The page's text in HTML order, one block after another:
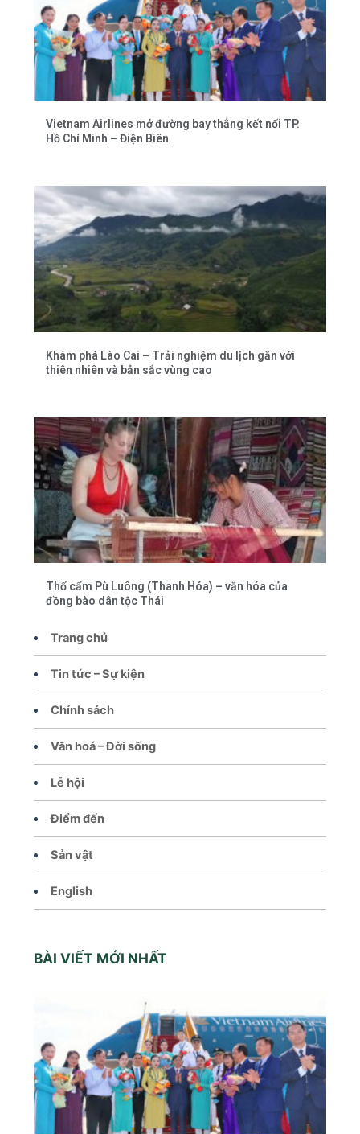
Trang chủ
Tin tức – Sự kiện
Chính sách
Văn hoá – Đời sống
Lễ hội
Điểm đến
Sản vật
English
BÀI VIẾT MỚI NHẤT
Vietnam Airlines mở đường bay thẳng kết nối TP.
Hồ Chí Minh – Điện Biên
Khám phá Lào Cai – Trải nghiệm du lịch gắn với
thiên nhiên và bản sắc vùng cao
Thổ cẩm Pù Luông (Thanh Hóa) – văn hóa của
đồng bào dân tộc Thái